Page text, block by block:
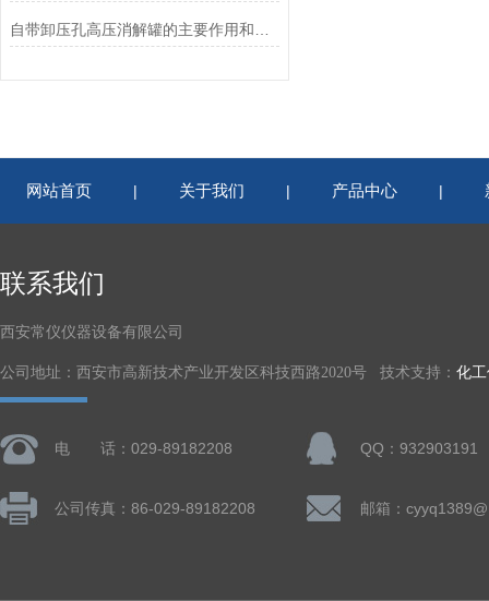
网站首页 | 关于我们 | 产品中心 |
联系我们
西安常仪仪器设备有限公司
公司地址：西安市高新技术产业开发区科技西路2020号 技术支持： 化
电 话：029-89182208 QQ：932903191
公司传真：86-029-89182208 邮箱：